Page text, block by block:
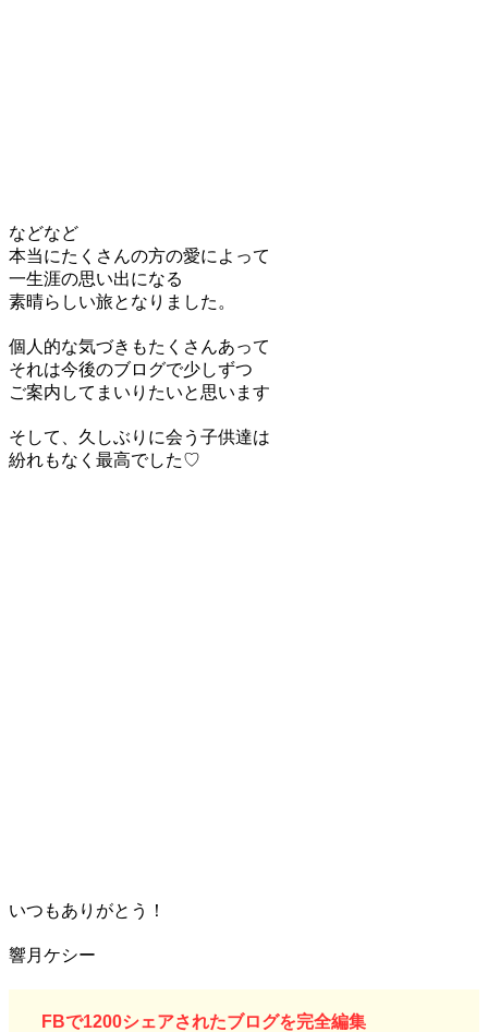
などなど
本当にたくさんの方の愛によって
一生涯の思い出になる
素晴らしい旅となりました。
個人的な気づきもたくさんあって
それは今後のブログで少しずつ
ご案内してまいりたいと思います
そして、久しぶりに会う子供達は
紛れもなく最高でした♡
いつもありがとう！
響月ケシー
FBで1200シェアされたブログを完全編集